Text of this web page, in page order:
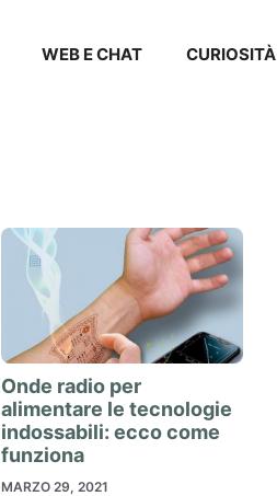
WEB E CHAT CURIOSITÀ
Onde radio per
alimentare le tecnologie
indossabili: ecco come
funziona
MARZO 29, 2021